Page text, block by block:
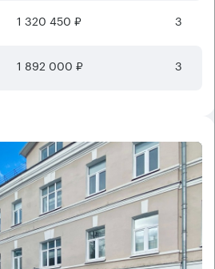
1 320 450 ₽ 3
1 892 000 ₽ 3